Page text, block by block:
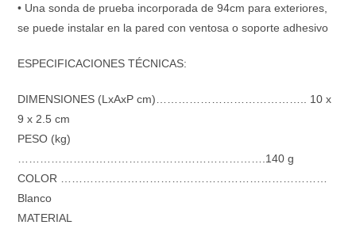
• Una sonda de prueba incorporada de 94cm para exteriores,
se puede instalar en la pared con ventosa o soporte adhesivo
ESPECIFICACIONES TÉCNICAS:
DIMENSIONES (LxAxP cm)………………………………….. 10 x
9 x 2.5 cm
PESO (kg)
………………………………………………………….140 g
COLOR ………………………………………………………………
Blanco
MATERIAL